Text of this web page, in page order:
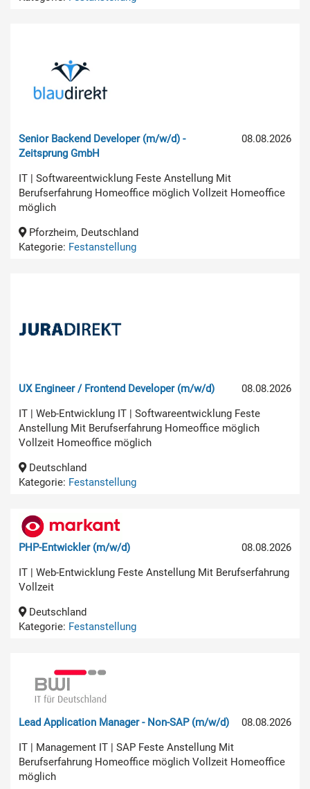
08.08.2026
Senior Backend Developer (m/w/d) -
Zeitsprung GmbH
IT | Softwareentwicklung Feste Anstellung Mit
Berufserfahrung Homeoffice möglich Vollzeit Homeoffice
möglich
Pforzheim, Deutschland
Kategorie: Festanstellung
08.08.2026
UX Engineer / Frontend Developer (m/w/d)
IT | Web-Entwicklung IT | Softwareentwicklung Feste
Anstellung Mit Berufserfahrung Homeoffice möglich
Vollzeit Homeoffice möglich
Deutschland
Kategorie: Festanstellung
08.08.2026
PHP-Entwickler (m/w/d)
IT | Web-Entwicklung Feste Anstellung Mit Berufserfahrung
Vollzeit
Deutschland
Kategorie: Festanstellung
08.08.2026
Lead Application Manager - Non-SAP (m/w/d)
IT | Management IT | SAP Feste Anstellung Mit
Berufserfahrung Homeoffice möglich Vollzeit Homeoffice
möglich